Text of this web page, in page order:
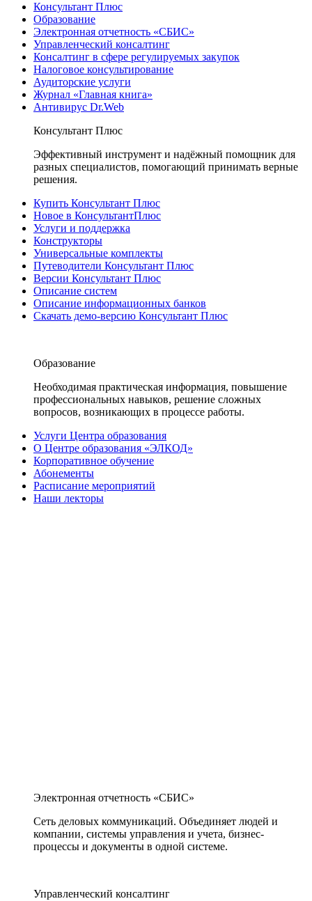
Консультант Плюс
Образование
Электронная отчетность «СБИС»
Управленческий консалтинг
Консалтинг в сфере регулируемых закупок
Налоговое консультирование
Аудиторские услуги
Журнал «Главная книга»
Антивирус Dr.Web
Консультант Плюс
Эффективный инструмент и надёжный помощник для
разных специалистов, помогающий принимать верные
решения.
Купить Консультант Плюс
Новое в КонсультантПлюс
Услуги и поддержка
Конструкторы
Универсальные комплекты
Путеводители Консультант Плюс
Версии Консультант Плюс
Описание систем
Описание информационных банков
Скачать демо-версию Консультант Плюс
Образование
Необходимая практическая информация, повышение
профессиональных навыков, решение сложных
вопросов, возникающих в процессе работы.
Услуги Центра образования
О Центре образования «ЭЛКОД»
Корпоративное обучение
Абонементы
Расписание мероприятий
Наши лекторы
Электронная отчетность «СБИС»
Сеть деловых коммуникаций. Объединяет людей и
компании, системы управления и учета, бизнес-
процессы и документы в одной системе.
Управленческий консалтинг